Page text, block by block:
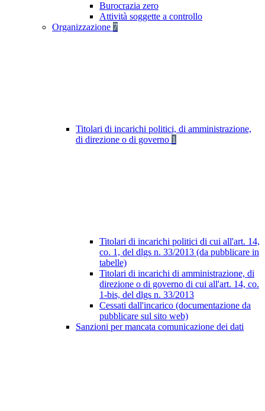
Burocrazia zero
Attività soggette a controllo
Organizzazione 7
Titolari di incarichi politici, di amministrazione,
di direzione o di governo 1
Titolari di incarichi politici di cui all'art. 14,
co. 1, del dlgs n. 33/2013 (da pubblicare in
tabelle)
Titolari di incarichi di amministrazione, di
direzione o di governo di cui all'art. 14, co.
1-bis, del dlgs n. 33/2013
Cessati dall'incarico (documentazione da
pubblicare sul sito web)
Sanzioni per mancata comunicazione dei dati